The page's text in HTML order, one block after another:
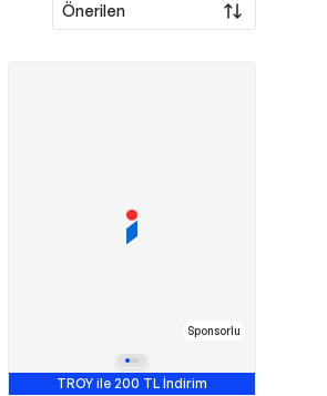
Önerilen
Sponsorlu
TROY ile 200 TL İndirim